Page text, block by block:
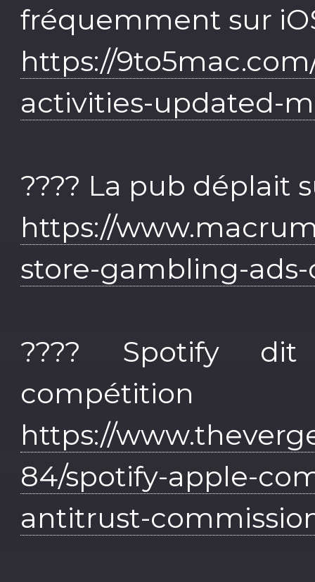
fréquemment sur
https://
activities-updated-
???? La pub déplait
https://
store-gambling-
???? Spotify
compétition
https://
84/spotify-apple-
antitrust-